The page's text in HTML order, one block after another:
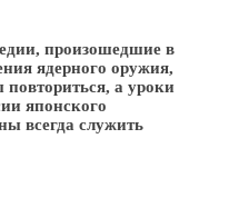
произошедшие в
ядерного оружия,
а уроки
японского
всегда служить